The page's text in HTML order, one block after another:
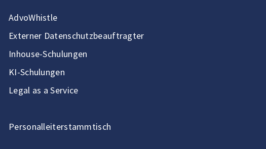
AdvoWhistle
Externer Datenschutzbeauftragter
Inhouse-Schulungen
KI-Schulungen
Legal as a Service
Personalleiterstammtisch